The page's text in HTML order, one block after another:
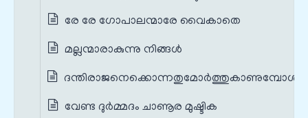
രേ രേ ഗോപാലന്മാരേ വൈകാതെ
മല്ലന്മാരാകുന്നു നിങ്ങൾ
ദന്തിരാജനെക്കൊന്നതുമോർത്തുകാണുമ്പോൾ
വേണ്ട ദുർമ്മദം ചാണൂര മുഷ്ടിക